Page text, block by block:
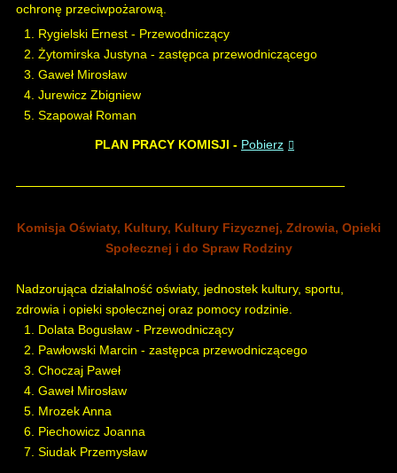
ochronę przeciwpożarową.
Rygielski Ernest - Przewodniczący
Żytomirska Justyna - zastępca przewodniczącego
Gaweł Mirosław
Jurewicz Zbigniew
Szapował Roman
PLAN PRACY KOMISJI - Pobierz
Komisja Oświaty, Kultury, Kultury Fizycznej, Zdrowia, Opieki
Społecznej i do Spraw Rodziny
Nadzorująca działalność oświaty, jednostek kultury, sportu,
zdrowia i opieki społecznej oraz pomocy rodzinie.
Dolata Bogusław - Przewodniczący
Pawłowski Marcin - zastępca przewodniczącego
Choczaj Paweł
Gaweł Mirosław
Mrozek Anna
Piechowicz Joanna
Siudak Przemysław